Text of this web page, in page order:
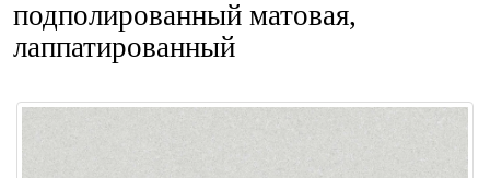
подполированный матовая,
лаппатированный